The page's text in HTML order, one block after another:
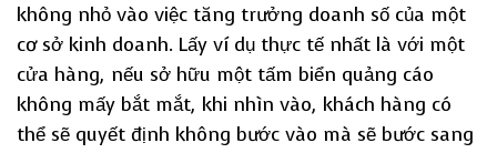
không nhỏ vào việc tăng trưởng doanh số của một
cơ sở kinh doanh. Lấy ví dụ thực tế nhất là với một
cửa hàng, nếu sở hữu một tấm biển quảng cáo
không mấy bắt mắt, khi nhìn vào, khách hàng có
thể sẽ quyết định không bước vào mà sẽ bước sang